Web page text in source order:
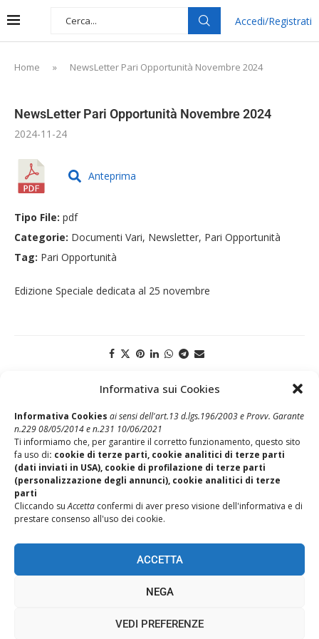
Informativa sui Cookies
Informativa Cookies ai sensi dell'art.13 d.lgs.196/2003 e Provv. Garante
n.229 08/05/2014 e n.231 10/06/2021
Ti informiamo che, per garantire il corretto funzionamento, questo sito
fa uso di: cookie di terze parti, cookie analitici di terze parti
(dati inviati in USA), cookie di profilazione di terze parti
(personalizzazione degli annunci), cookie analitici di terze
parti
Cliccando suAccetta confermi di aver preso visione dell'informativa e di
prestare consenso all'uso dei cookie.
ACCETTA
NEGA
VEDI PREFERENZE
Accedi/Registrati
Home » NewsLetter Pari Opportunità Novembre 2024
NewsLetter Pari Opportunità Novembre 2024
2024-11-24
Edizione Speciale dedicata al 25 novembre
Anteprima
Tipo File: pdf
Categorie: Documenti Vari, Newsletter, Pari Opportunità
Tag: Pari Opportunità
Post Precedente
exFestività, Sistema Incentivante, Organici
Post Successivo
25 novembre: Giornata Mondiale per l’eliminazione della
violenza contro le donne
REALIZZAZIONE SITI WEB ITALA